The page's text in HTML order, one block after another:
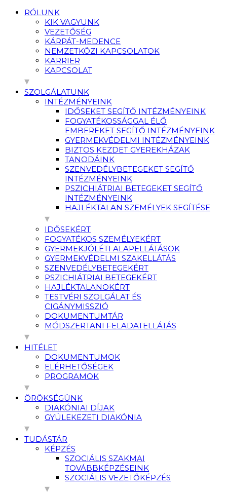
RÓLUNK
KIK VAGYUNK
VEZETŐSÉG
KÁRPÁT-MEDENCE
NEMZETKÖZI KAPCSOLATOK
KARRIER
KAPCSOLAT
SZOLGÁLATUNK
INTÉZMÉNYEINK
IDŐSEKET SEGÍTŐ INTÉZMÉNYEINK
FOGYATÉKOSSÁGGAL ÉLŐ
EMBEREKET SEGÍTŐ INTÉZMÉNYEINK
GYERMEKVÉDELMI INTÉZMÉNYEINK
BIZTOS KEZDET GYEREKHÁZAK
TANODÁINK
SZENVEDÉLYBETEGEKET SEGÍTŐ
INTÉZMÉNYEINK
PSZICHIÁTRIAI BETEGEKET SEGÍTŐ
INTÉZMÉNYEINK
HAJLÉKTALAN SZEMÉLYEK SEGÍTÉSE
IDŐSEKÉRT
FOGYATÉKOS SZEMÉLYEKÉRT
GYERMEKJÓLÉTI ALAPELLÁTÁSOK
GYERMEKVÉDELMI SZAKELLÁTÁS
SZENVEDÉLYBETEGEKÉRT
PSZICHIÁTRIAI BETEGEKÉRT
HAJLÉKTALANOKÉRT
TESTVÉRI SZOLGÁLAT ÉS
CIGÁNYMISSZIÓ
DOKUMENTUMTÁR
MÓDSZERTANI FELADATELLÁTÁS
HITÉLET
DOKUMENTUMOK
ELÉRHETŐSÉGEK
PROGRAMOK
ÖRÖKSÉGÜNK
DIAKÓNIAI DÍJAK
GYÜLEKEZETI DIAKÓNIA
TUDÁSTÁR
KÉPZÉS
SZOCIÁLIS SZAKMAI
TOVÁBBKÉPZÉSEINK
SZOCIÁLIS VEZETŐKÉPZÉS